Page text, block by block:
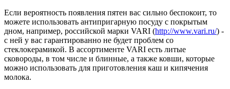
Если вероятность появления пятен вас сильно беспокоит, то
можете использовать антипригарную посуду с покрытым
дном, например, российской марки VARI (http://www.vari.ru/) -
с ней у вас гарантированно не будет проблем со
стеклокерамикой. В ассортименте VARI есть литые
сковороды, в том числе и блинные, а также ковши, которые
можно использовать для приготовления каш и кипячения
молока.